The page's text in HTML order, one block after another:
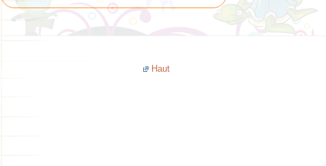
Haut